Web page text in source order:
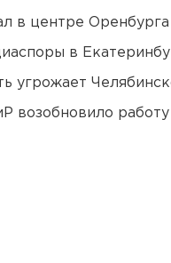
в центре Оренбурга
в
угрожает
возобновило работу